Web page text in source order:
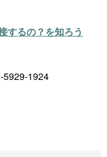
するの？を知ろう
1924